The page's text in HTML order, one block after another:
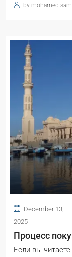
by mohamed
December 13,
2025
Процесс
Если вы